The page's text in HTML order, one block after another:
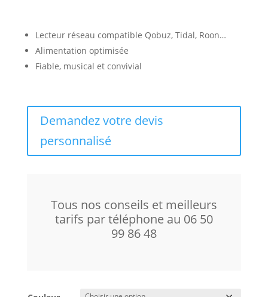
Lecteur réseau compatible Qobuz, Tidal, Roon…
Alimentation optimisée
Fiable, musical et convivial
Demandez votre devis
personnalisé
Tous nos conseils et meilleurs
tarifs par téléphone au 06 50
99 86 48